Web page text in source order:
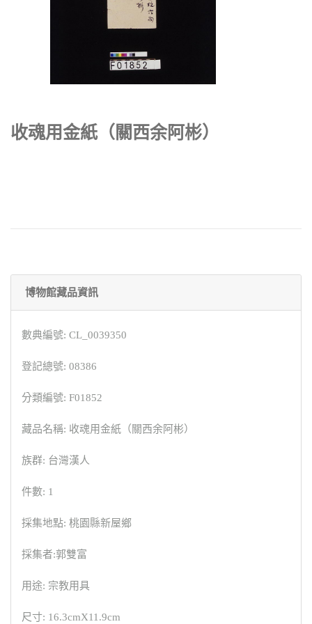
收魂用金紙（關西余阿彬）
博物館藏品資訊
數典編號: CL_0039350
登記總號: 08386
分類編號: F01852
藏品名稱: 收魂用金紙（關西余阿彬）
族群: 台灣漢人
件數: 1
採集地點: 桃園縣新屋鄉
採集者:郭雙富
用途: 宗教用具
尺寸: 16.3cmX11.9cm